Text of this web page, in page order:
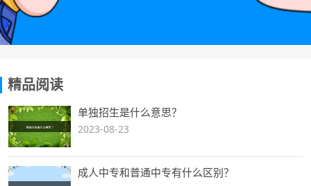
精品阅读
单独招生是什么意思？
2023-08-23
成人中专和普通中专有什么区别？